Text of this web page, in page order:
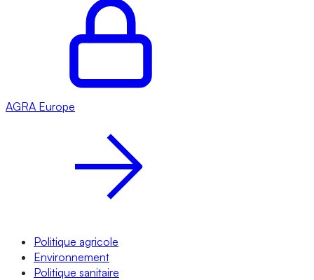
AGRA Europe
Politique agricole
Environnement
Politique sanitaire